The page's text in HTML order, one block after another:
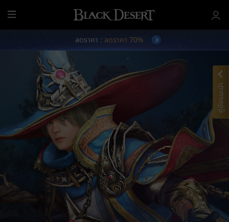
เ
ม
ลดราคา : ลดราคา 70%
คู่มือแนะนำ